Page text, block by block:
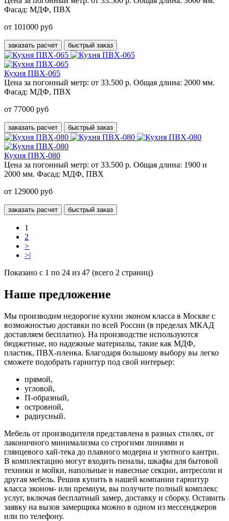
Фасад: МДФ, ПВХ
от 101000 руб
заказать расчет быстрый заказ
Кухня ПВХ-065
Цена за погонный метр: от 33.500 р. Общая длина: 2000 мм.
Фасад: МДФ, ПВХ
от 77000 руб
заказать расчет быстрый заказ
Кухня ПВХ-080
Цена за погонный метр: от 33.500 р. Общая длина: 1900 и
2000 мм. Фасад: МДФ, ПВХ
от 129000 руб
заказать расчет быстрый заказ
1
2
>
>|
Показано с 1 по 24 из 47 (всего 2 страниц)
Наше предложение
Мы производим недорогие кухни эконом класса в Москве с
возможностью доставки по всей России (в пределах МКАД
доставляем бесплатно). На производстве используются
бюджетные, но надежные материалы, такие как МДФ,
пластик, ПВХ-пленка. Благодаря большому выбору вы легко
сможете подобрать гарнитур под свой интерьер:
прямой,
угловой,
П-образный,
островной,
радиусный.
Мебель от производителя представлена в разных стилях, от
лаконичного минимализма со строгими линиями и
глянцевого хай-тека до плавного модерна и уютного кантри.
В комплектацию могут входить пеналы, шкафы для бытовой
техники и мойки, напольные и навесные секции, антресоли и
другая мебель. Решив купить в нашей компании гарнитур
класса эконом- или премиум, вы получите полный комплекс
услуг, включая бесплатный замер, доставку и сборку. Оставить
заявку на вызов замерщика можно в одном из мессенджеров
или по телефону.